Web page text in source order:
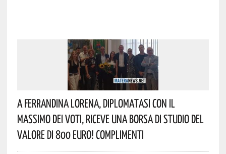
A Ferrandina Lorena, Diplomatasi Con Il
Massimo Dei Voti, Riceve Una Borsa Di Studio Del
Valore Di 800 Euro! Complimenti